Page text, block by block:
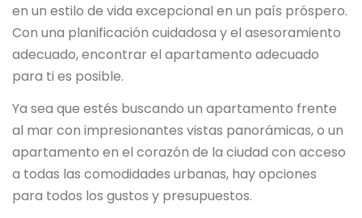
en un estilo de vida excepcional en un país próspero.
Con una planificación cuidadosa y el asesoramiento
adecuado, encontrar el apartamento adecuado
para ti es posible.
Ya sea que estés buscando un apartamento frente
al mar con impresionantes vistas panorámicas, o un
apartamento en el corazón de la ciudad con acceso
a todas las comodidades urbanas, hay opciones
para todos los gustos y presupuestos.